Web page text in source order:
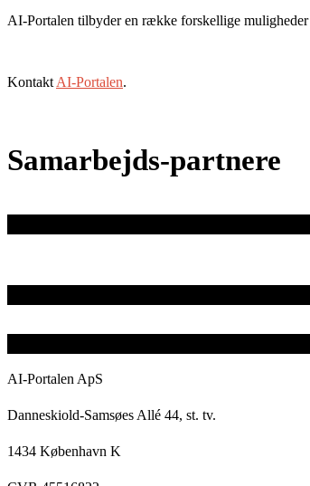
AI-Portalen tilbyder en række forskellige
Kontakt AI-Portalen.
Samarbejds-partnere
AI-Portalen ApS
Danneskiold-Samsøes Allé 44, st. tv.
1434 København K